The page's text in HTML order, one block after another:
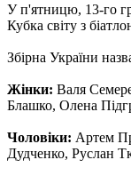
У п'ятницю, 13-го
Кубка світу з
Збірна України
Жінки: Валя
Блашко, Олена
Чоловіки: Артем
Дудченко, Руслан